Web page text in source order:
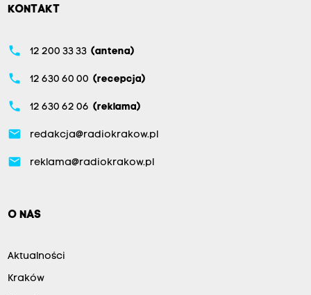
KONTAKT
phone 12 200 33 33 (antena)
phone 12 630 60 00 (recepcja)
phone 12 630 62 06 (reklama)
email redakcja@radiokrakow.pl
email reklama@radiokrakow.pl
O NAS
Aktualności
Kraków